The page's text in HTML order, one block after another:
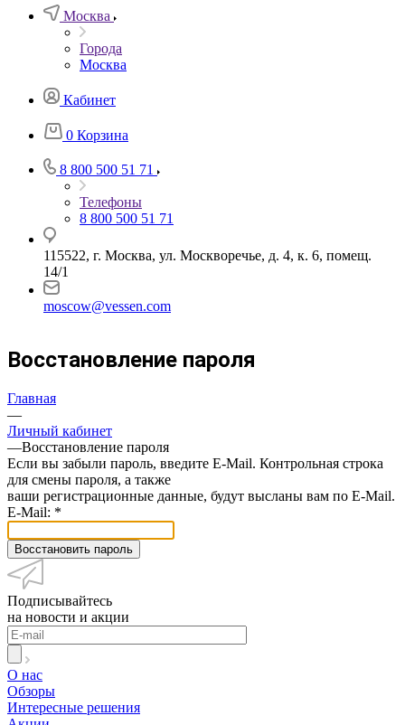
Москва
Города
Москва
Кабинет
0 Корзина
8 800 500 51 71
Телефоны
8 800 500 51 71
115522, г. Москва, ул. Москворечье, д. 4, к. 6, помещ.
14/1
moscow@vessen.com
Восстановление пароля
Главная
—
Личный кабинет
—Восстановление пароля
Если вы забыли пароль, введите E-Mail. Контрольная строка
для смены пароля, а также
ваши регистрационные данные, будут высланы вам по E-Mail.
E-Mail: *
Восстановить пароль
Подписывайтесь
на новости и акции
О нас
Обзоры
Интересные решения